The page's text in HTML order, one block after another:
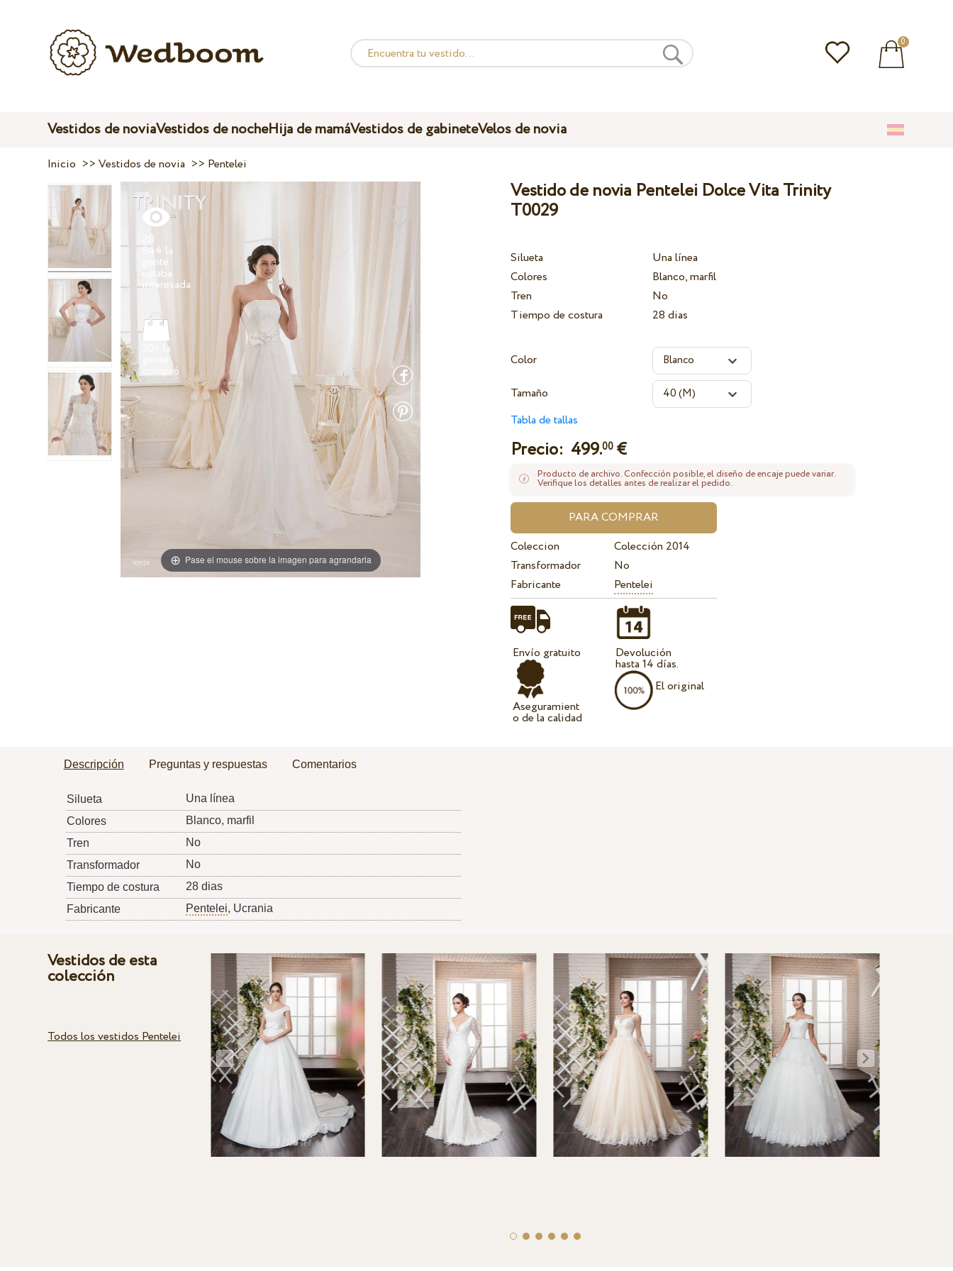
0
Vestidos de noviaVestidos de nocheHija de mamáVestidos de gabineteVelos de novia
Inicio >>Vestidos de novia >> Pentelei
Pase el mouse sobre la imagen para agrandarla
28
844 la
gente
estaba
30+ la
Vestido de novia Pentelei Dolce Vita Trinity
T0029
Silueta
Una línea
Colores
Blanco, marfil
Tren
No
Tiempo de costura
28 dias
Color
Tamaño
Tabla de tallas
Precio: 499.00 €
Producto de archivo. Confección posible, el diseño de encaje puede variar.
Verifique los detalles antes de realizar el pedido.
Coleccion
Colección 2014
Transformador
No
Fabricante
Pentelei
Envío gratuito
Aseguramient
o de la calidad
Devolución
hasta 14 días.
El original
Descripción Preguntas y respuestas Comentarios
Silueta
Una línea
Colores
Blanco, marfil
Tren
No
Transformador
No
Tiempo de costura
28 dias
Fabricante
Pentelei, Ucrania
Vestidos de esta
colección
Todos los vestidos Pentelei